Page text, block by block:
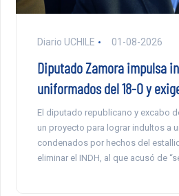
Diario UCHILE 01-08-2026
Diputado Zamora impulsa
uniformados del 18-O y
El diputado republicano y excabo
un proyecto para lograr indultos a
condenados por hechos del
eliminar el INDH, al que acusó de